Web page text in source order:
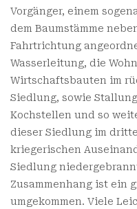
Vorgänger, einem
dem Baumstämme
Fahrtrichtung
Wasserleitung, die
Wirtschaftsbauten im
Siedlung, sowie
Kochstellen und so
dieser Siedlung im
kriegerischen
Siedlung
Zusammenhang ist ein
umgekommen. Viele